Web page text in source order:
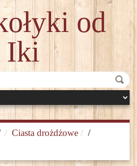
od
Iki
Ciasta drożdżowe
/